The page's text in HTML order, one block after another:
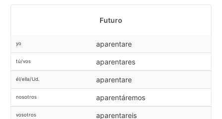
Futuro
yo aparentare
tú/vos aparentares
él/ella/Ud. aparentare
nosotros aparentáremos
vosotros aparentareis